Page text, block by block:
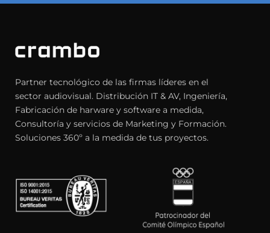
Partner tecnológico de las firmas líderes en el
sector audiovisual. Distribución IT & AV, Ingeniería,
Fabricación de harware y software a medida,
Consultoría y servicios de Marketing y Formación.
Soluciones 360º a la medida de tus proyectos.